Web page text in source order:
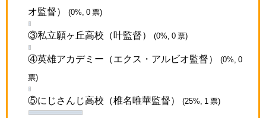
オ監督）
(0%, 0 票)
③私立願ヶ丘高校（叶監督） (0%, 0 票)
④英雄アカデミー（エクス・アルビオ監督） (0%, 0
票)
⑤にじさんじ高校（椎名唯華監督） (25%, 1 票)